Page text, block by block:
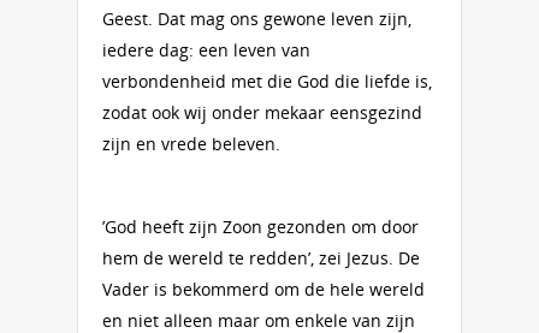
Geest. Dat mag ons gewone leven zijn,
iedere dag: een leven van
verbondenheid met die God die liefde is,
zodat ook wij onder mekaar eensgezind
zijn en vrede beleven.
’God heeft zijn Zoon gezonden om door
hem de wereld te redden’, zei Jezus. De
Vader is bekommerd om de hele wereld
en niet alleen maar om enkele van zijn